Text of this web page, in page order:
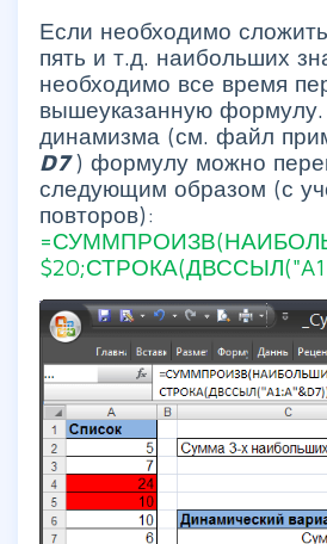
Если необходимо
пять и т.д. наибольших
необходимо все время
вышеуказанную
динамизма (см. файл
D7) формулу можно
следующим образом (с
повторов):